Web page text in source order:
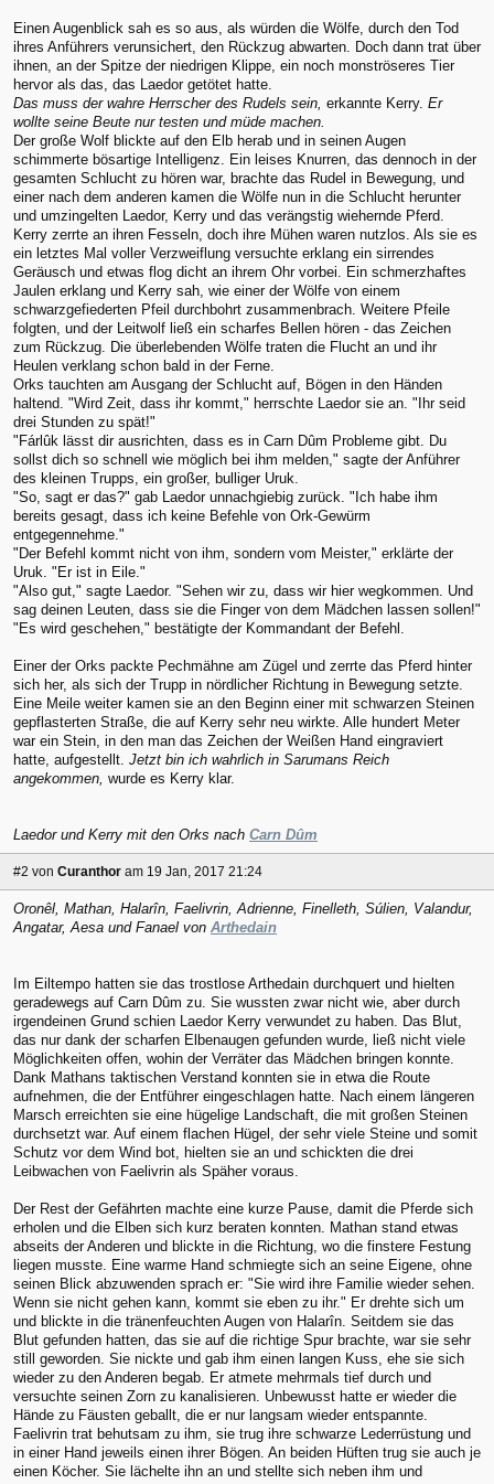
Einen Augenblick sah es so aus, als würden die Wölfe, durch den Tod
ihres Anführers verunsichert, den Rückzug abwarten. Doch dann trat über
ihnen, an der Spitze der niedrigen Klippe, ein noch monströseres Tier
hervor als das, das Laedor getötet hatte.
Das muss der wahre Herrscher des Rudels sein, erkannte Kerry. Er
wollte seine Beute nur testen und müde machen.
Der große Wolf blickte auf den Elb herab und in seinen Augen
schimmerte bösartige Intelligenz. Ein leises Knurren, das dennoch in der
gesamten Schlucht zu hören war, brachte das Rudel in Bewegung, und
einer nach dem anderen kamen die Wölfe nun in die Schlucht herunter
und umzingelten Laedor, Kerry und das verängstig wiehernde Pferd.
Kerry zerrte an ihren Fesseln, doch ihre Mühen waren nutzlos. Als sie es
ein letztes Mal voller Verzweiflung versuchte erklang ein sirrendes
Geräusch und etwas flog dicht an ihrem Ohr vorbei. Ein schmerzhaftes
Jaulen erklang und Kerry sah, wie einer der Wölfe von einem
schwarzgefiederten Pfeil durchbohrt zusammenbrach. Weitere Pfeile
folgten, und der Leitwolf ließ ein scharfes Bellen hören - das Zeichen
zum Rückzug. Die überlebenden Wölfe traten die Flucht an und ihr
Heulen verklang schon bald in der Ferne.
Orks tauchten am Ausgang der Schlucht auf, Bögen in den Händen
haltend. "Wird Zeit, dass ihr kommt," herrschte Laedor sie an. "Ihr seid
drei Stunden zu spät!"
"Fárlûk lässt dir ausrichten, dass es in Carn Dûm Probleme gibt. Du
sollst dich so schnell wie möglich bei ihm melden," sagte der Anführer
des kleinen Trupps, ein großer, bulliger Uruk.
"So, sagt er das?" gab Laedor unnachgiebig zurück. "Ich habe ihm
bereits gesagt, dass ich keine Befehle von Ork-Gewürm
entgegennehme."
"Der Befehl kommt nicht von ihm, sondern vom Meister," erklärte der
Uruk. "Er ist in Eile."
"Also gut," sagte Laedor. "Sehen wir zu, dass wir hier wegkommen. Und
sag deinen Leuten, dass sie die Finger von dem Mädchen lassen sollen!"
"Es wird geschehen," bestätigte der Kommandant der Befehl.
Einer der Orks packte Pechmähne am Zügel und zerrte das Pferd hinter
sich her, als sich der Trupp in nördlicher Richtung in Bewegung setzte.
Eine Meile weiter kamen sie an den Beginn einer mit schwarzen Steinen
gepflasterten Straße, die auf Kerry sehr neu wirkte. Alle hundert Meter
war ein Stein, in den man das Zeichen der Weißen Hand eingraviert
hatte, aufgestellt. Jetzt bin ich wahrlich in Sarumans Reich
angekommen, wurde es Kerry klar.
Laedor und Kerry mit den Orks nach Carn Dûm
#2 von Curanthor am 19 Jan, 2017 21:24
Oronêl, Mathan, Halarîn, Faelivrin, Adrienne, Finelleth, Súlien, Valandur,
Angatar, Aesa und Fanael von Arthedain
Im Eiltempo hatten sie das trostlose Arthedain durchquert und hielten
geradewegs auf Carn Dûm zu. Sie wussten zwar nicht wie, aber durch
irgendeinen Grund schien Laedor Kerry verwundet zu haben. Das Blut,
das nur dank der scharfen Elbenaugen gefunden wurde, ließ nicht viele
Möglichkeiten offen, wohin der Verräter das Mädchen bringen konnte.
Dank Mathans taktischen Verstand konnten sie in etwa die Route
aufnehmen, die der Entführer eingeschlagen hatte. Nach einem längeren
Marsch erreichten sie eine hügelige Landschaft, die mit großen Steinen
durchsetzt war. Auf einem flachen Hügel, der sehr viele Steine und somit
Schutz vor dem Wind bot, hielten sie an und schickten die drei
Leibwachen von Faelivrin als Späher voraus.
Der Rest der Gefährten machte eine kurze Pause, damit die Pferde sich
erholen und die Elben sich kurz beraten konnten. Mathan stand etwas
abseits der Anderen und blickte in die Richtung, wo die finstere Festung
liegen musste. Eine warme Hand schmiegte sich an seine Eigene, ohne
seinen Blick abzuwenden sprach er: "Sie wird ihre Familie wieder sehen.
Wenn sie nicht gehen kann, kommt sie eben zu ihr." Er drehte sich um
und blickte in die tränenfeuchten Augen von Halarîn. Seitdem sie das
Blut gefunden hatten, das sie auf die richtige Spur brachte, war sie sehr
still geworden. Sie nickte und gab ihm einen langen Kuss, ehe sie sich
wieder zu den Anderen begab. Er atmete mehrmals tief durch und
versuchte seinen Zorn zu kanalisieren. Unbewusst hatte er wieder die
Hände zu Fäusten geballt, die er nur langsam wieder entspannte.
Faelivrin trat behutsam zu ihm, sie trug ihre schwarze Lederrüstung und
in einer Hand jeweils einen ihrer Bögen. An beiden Hüften trug sie auch je
einen Köcher. Sie lächelte ihn an und stellte sich neben ihm und